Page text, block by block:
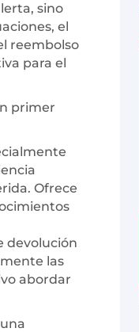
sino
el
reembolso
para el
primer
Ofrece
devolución
las
abordar